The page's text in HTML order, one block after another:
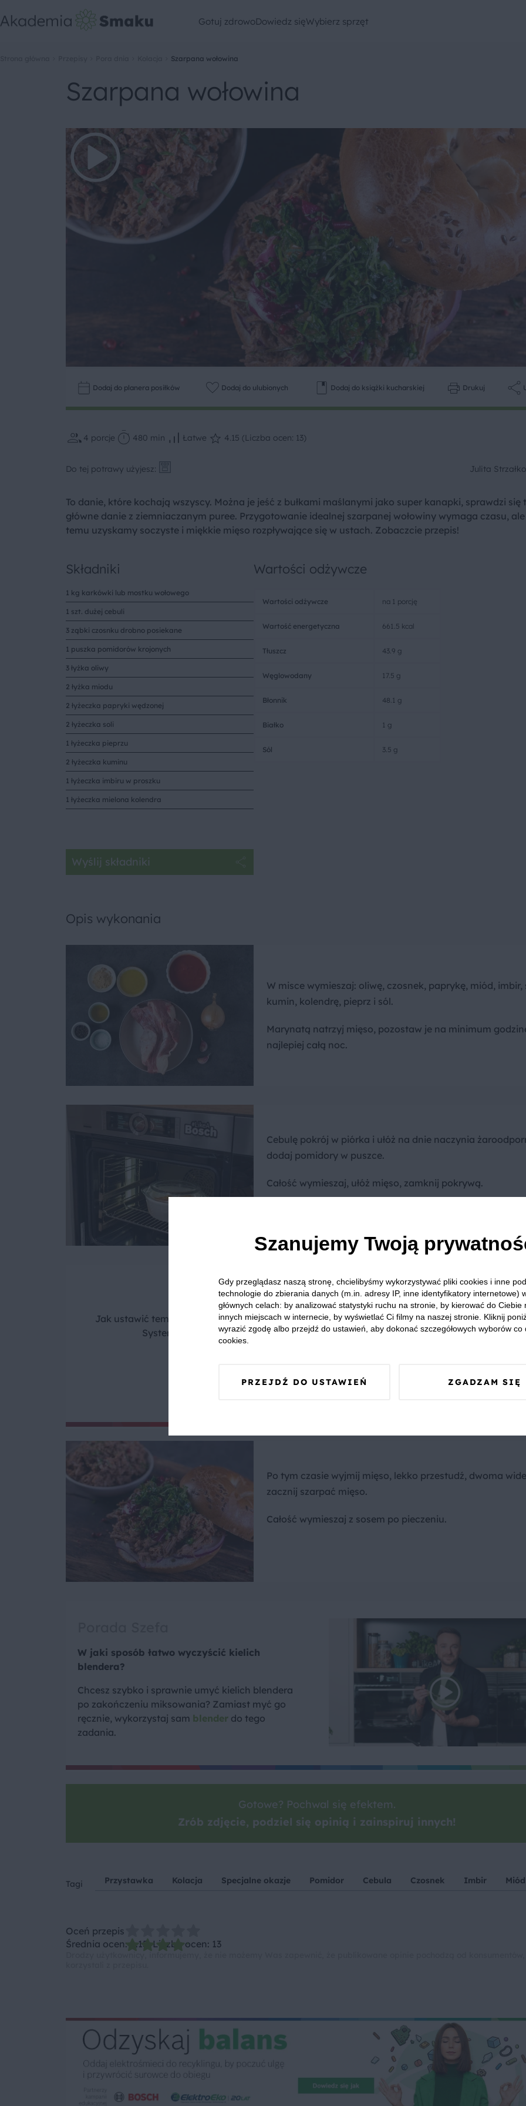
Gotuj zdrowoDowiedz sięWybierz sprzęt
Szarpana wołowina
Szarpana wołowina
Dodaj do planera posiłków Dodaj do ulubionych Dodaj do książki kucharskiej Drukuj
4 porcje 480 min Łatwe 4.15 (Liczba ocen: 13)
Do tej potrawy użyjesz: Julita
To danie, które kochają wszyscy. Można je jeść z bułkami maślanymi jako super kanapki, sprawdzi się
główne danie z ziemniaczanym puree. Przygotowanie idealnej szarpanej wołowiny wymaga czasu,
temu uzyskamy soczyste i miękkie mięso rozpływające się w ustach. Zobaczcie przepis!
Składniki
1 kg karkówki lub mostku wołowego
1 szt. dużej cebuli
3 ząbki czosnku drobno posiekane
1 puszka pomidorów krojonych
3 łyżka oliwy
2 łyżka miodu
2 łyżeczka papryki wędzonej
2 łyżeczka soli
1 łyżeczka pieprzu
2 łyżeczka kuminu
1 łyżeczka imbiru w proszku
1 łyżeczka mielona kolendra
Wartości odżywcze
Wartości odżywcze na 1 porcję
Wartość energetyczna 661.5 kcal
Tłuszcz 43.9 g
Węglowodany 17.5 g
Błonnik 48.1 g
Białko 1 g
Sól 3.5 g
Wyślij składniki
Opis wykonania
W misce wymieszaj: oliwę, czosnek, paprykę, miód, imbir,
kumin, kolendrę, pieprz i sól.
Marynatą natrzyj mięso, pozostaw je na minimum
najlepiej całą noc.
Cebulę pokrój w piórka i ułóż na dnie naczynia
dodaj pomidory w puszce.
Całość wymieszaj, ułóż mięso, zamknij pokrywą.
Porada
Jak ustawić temperaturę, rodzaj grzania i czas pieczenia? Już nie musisz się nad tym
System PerfectChef w piekarnikach marki Bosch wyręczy Cię w główkowaniu.
Po tym czasie wyjmij mięso, lekko przestudź, dwoma
zacznij szarpać mięso.
Całość wymieszaj z sosem po pieczeniu.
W jaki sposób łatwo wyczyścić kielich
blendera?
Chcesz szybko i sprawnie umyć kielich blendera
po zakończeniu miksowania? Zamiast myć go
ręcznie, wykorzystaj sam blender do tego
zadania.
Gotowe? Pochwal się efektem.
Zrób zdjęcie, podziel się opinią i zainspiruj innych!
Tagi Przystawka Kolacja Specjalne okazje Pomidor Cebula Czosnek Imbir Miód
Oceń przepis
Średnia ocen: 4.15, Liczba ocen: 13
Szanujemy Twoją
Gdy przeglądasz naszą stronę, chcielibyśmy wykorzystywać pliki cookies i inne
technologie do zbierania danych (m.in. adresy IP, inne identyfikatory internetowe)
głównych celach: by analizować statystyki ruchu na stronie, by kierować do Ciebie
innych miejscach w internecie, by wyświetlać Ci filmy na naszej stronie. Kliknij
wyrazić zgodę albo przejdź do ustawień, aby dokonać szczegółowych wyborów co
cookies.
PRZEJDŹ DO USTAWIEŃ ZGADZAM SIĘ